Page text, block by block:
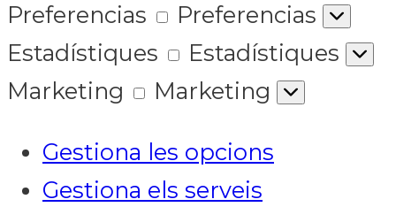
Preferencias
Preferencias
Estadístiques
Estadístiques
Marketing
Marketing
Gestiona les opcions
Gestiona els serveis